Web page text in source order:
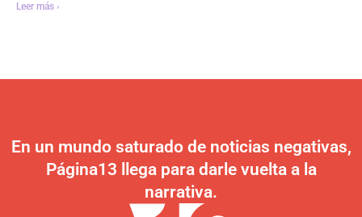
Leer más ›
En un mundo saturado de noticias negativas,
Página13 llega para darle vuelta a la
narrativa.